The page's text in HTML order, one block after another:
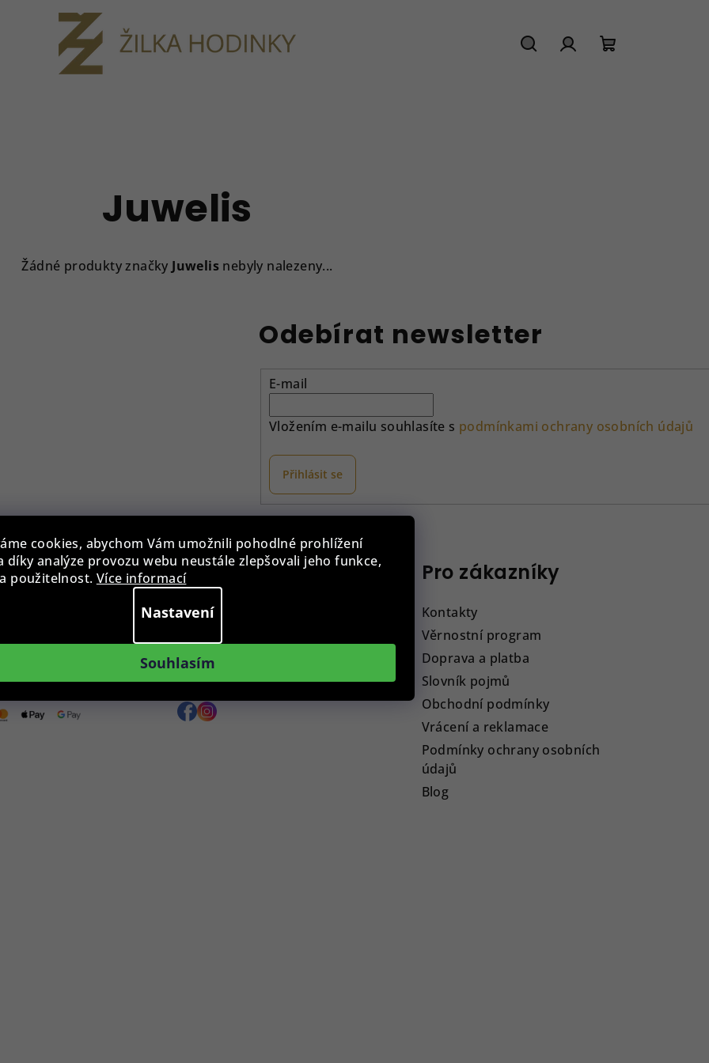
cookies, abychom Vám umožnili pohodlné prohlížení
díky analýze provozu webu neustále zlepšovali jeho funkce,
použitelnost. Více informací
Nastavení
Souhlasím
Juwelis
Žádné produkty značky Juwelis nebyly nalezeny...
Odebírat newsletter
E-mail
Vložením e-mailu souhlasíte s podmínkami ochrany osobních údajů
Přihlásit se
Pro zákazníky
Kontakty
Věrnostní program
Doprava a platba
Slovník pojmů
Obchodní podmínky
Vrácení a reklamace
Podmínky ochrany osobních
údajů
Blog
955 998
- 15:00
platba
Provozovna
Po - Pá: 9:00 - 15:00
Roháčova 639, 390 02 Tábor
Více informací >
Sledujte nás na